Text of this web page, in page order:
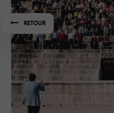
RETOUR